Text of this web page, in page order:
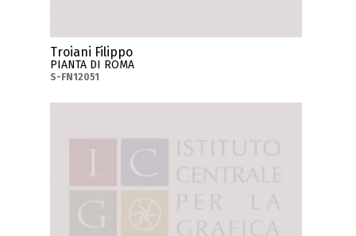
Troiani Filippo
PIANTA DI ROMA
S-FN12051